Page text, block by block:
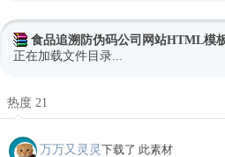
食品追溯防伪码公司网站HTML模
正在加载文件目录...
热度 21
万万又灵灵 下载了 此素材